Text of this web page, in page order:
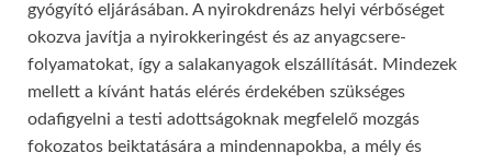
gyógyító eljárásában. A nyirokdrenázs helyi vérbőséget
okozva javítja a nyirokkeringést és az anyagcsere-
folyamatokat, így a salakanyagok elszállítását. Mindezek
mellett a kívánt hatás elérés érdekében szükséges
odafigyelni a testi adottságoknak megfelelő mozgás
fokozatos beiktatására a mindennapokba, a mély és